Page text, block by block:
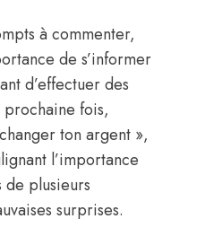
à commenter,
de s’informer
d’effectuer des
prochaine fois,
ton argent »,
l’importance
plusieurs
surprises.